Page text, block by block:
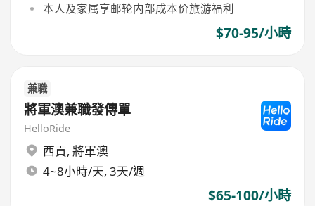
本人及家属享邮轮内部成本价旅游福利
$70-95/小時
兼職
將軍澳兼職發傳單
HelloRide
西貢, 將軍澳
4~8小時/天, 3天/週
$65-100/小時